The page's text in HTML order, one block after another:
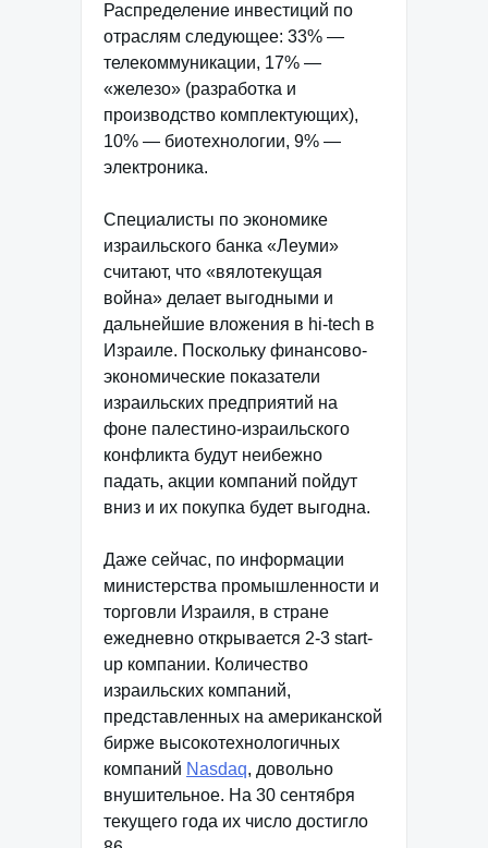
Распределение инвестиций по
отраслям следующее: 33% —
телекоммуникации, 17% —
«железо» (разработка и
производство комплектующих),
10% — биотехнологии, 9% —
электроника.
Специалисты по экономике
израильского банка «Леуми»
считают, что «вялотекущая
война» делает выгодными и
дальнейшие вложения в hi-tech в
Израиле. Поскольку финансово-
экономические показатели
израильских предприятий на
фоне палестино-израильского
конфликта будут неибежно
падать, акции компаний пойдут
вниз и их покупка будет выгодна.
Даже сейчас, по информации
министерства промышленности и
торговли Израиля, в стране
ежедневно открывается 2-3 start-
up компании. Количество
израильских компаний,
представленных на американской
бирже высокотехнологичных
компаний Nasdaq, довольно
внушительное. На 30 сентября
текущего года их число достигло